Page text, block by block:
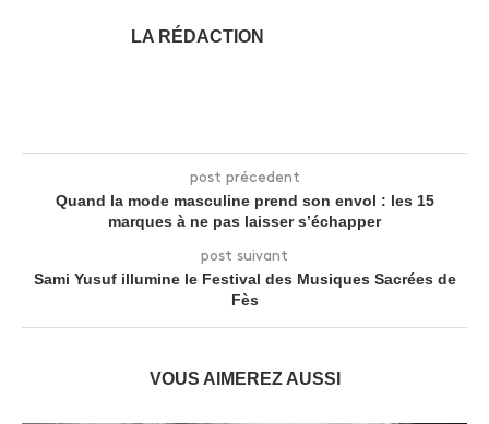
LA RÉDACTION
post précedent
Quand la mode masculine prend son envol : les 15
marques à ne pas laisser s’échapper
post suivant
Sami Yusuf illumine le Festival des Musiques Sacrées de
Fès
VOUS AIMEREZ AUSSI